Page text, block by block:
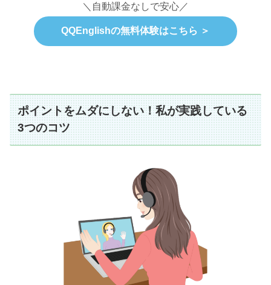
＼自動課金なしで安心／
QQEnglishの無料体験はこちら ＞
ポイントをムダにしない！私が実践している
3つのコツ